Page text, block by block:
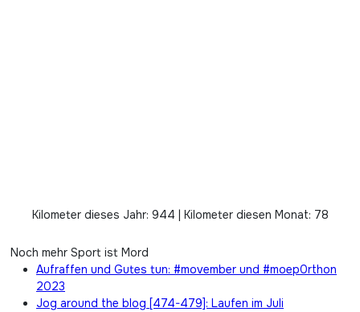
Kilometer dieses Jahr: 944 | Kilometer diesen Monat: 78
Noch mehr Sport ist Mord
Aufraffen und Gutes tun: #movember und #moep0rthon
2023
Jog around the blog [474-479]: Laufen im Juli